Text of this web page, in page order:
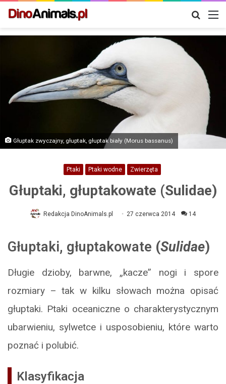
Szukaj
Głuptak zwyczajny, głuptak, głuptak biały (Morus bassanus)
Ptaki Ptaki wodne Zwierzęta
Głuptaki, głuptakowate (Sulidae)
Redakcja DinoAnimals.pl 27 czerwca 2014 14
Głuptaki, głuptakowate (Sulidae)
Długie dzioby, barwne, „kacze” nogi i spore
rozmiary – tak w kilku słowach można opisać
głuptaki. Ptaki oceaniczne o charakterystycznym
ubarwieniu, sylwetce i usposobieniu, które warto
poznać i polubić.
Klasyfikacja